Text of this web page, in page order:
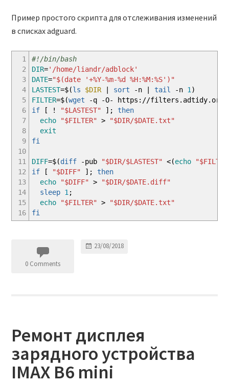
Пример простого скрипта для отслеживания изменений
в списках adguard.
1
2
3
4
5
6
7
8
9
10
11
12
13
14
15
16
#!/bin/bash
DIR='/home/liandr/adblock'
DATE="$(date '+%Y-%m-%d %H:%M:%S') "
LASTEST=$(ls $DIR sort -n tail -n 1 )
FILTER=$(wget -q -O- https: //filters.adtidy.org
if
[ ! "$LASTEST" ] ;then
echo
"$FILTER" > "$DIR/$DATE.txt"
exit
fi
DIFF=$(diff -pub "$DIR/$LASTEST" <(echo "$FILTER
if
[ "$DIFF" ] ;then
echo
"$DIFF" > "$DIR/$DATE.diff"
sleep 1 ;
echo
"$FILTER" > "$DIR/$DATE.txt"
fi
0 Comments
23/08/2018
Ремонт дисплея
зарядного устройства
IMAX B6 mini